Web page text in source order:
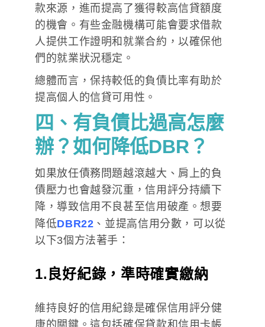
款來源，進而提高了獲得較高信貸額度
的機會。有些金融機構可能會要求借款
人提供工作證明和就業合約，以確保他
們的就業狀況穩定。
總體而言，保持較低的負債比率有助於
提高個人的信貸可用性。
四、有負債比過高怎麼
辦？如何降低DBR？
如果放任債務問題越滾越大、肩上的負
債壓力也會越發沉重，信用評分持續下
降，導致信用不良甚至信用破產。想要
降低DBR22 、並提高信用分數，可以從
以下3個方法著手：
1.良好紀錄，準時確實繳納
維持良好的信用紀錄是確保信用評分健
康的關鍵。這包括確保貸款和信用卡帳